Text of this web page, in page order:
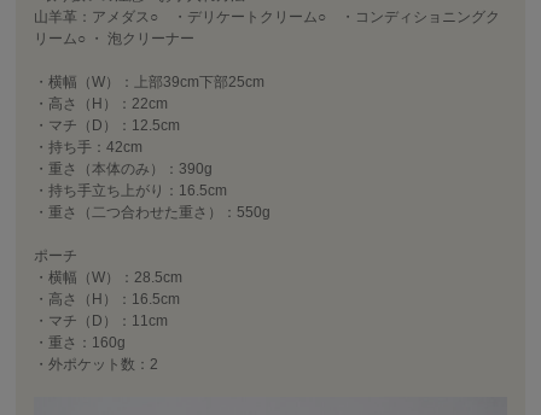
山羊革：アメダス○ ・デリケートクリーム○ ・コンディショニングク
リーム○ ・ 泡クリーナー
・横幅（W）：上部39cm下部25cm
・高さ（H）：22cm
・マチ（D）：12.5cm
・持ち手：42cm
・重さ（本体のみ）：390g
・持ち手立ち上がり：16.5cm
・重さ（二つ合わせた重さ）：550g
ポーチ
・横幅（W）：28.5cm
・高さ（H）：16.5cm
・マチ（D）：11cm
・重さ：160g
・外ポケット数：2